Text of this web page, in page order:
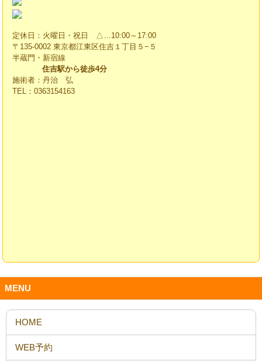
定休日：火曜日・祝日 △…10:00～17:00
〒135-0002 東京都江東区住吉１丁目５−５
半蔵門・新宿線
住吉駅から徒歩4分
施術者：丹治 弘
TEL：0363154163
MENU
HOME
WEB予約